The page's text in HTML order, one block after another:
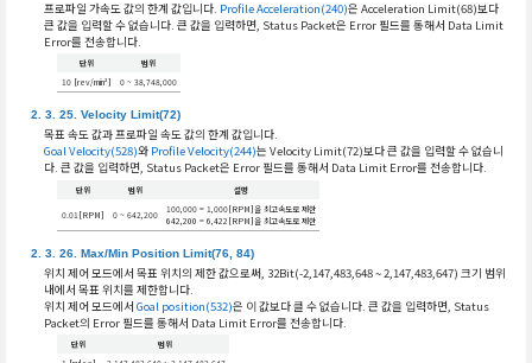
프로파일 가속도 값의 한계 값입니다. Profile Acceleration(240)은 Acceleration Limit(68)보다
큰 값을 입력할 수 없습니다. 큰 값을 입력하면, Status Packet은 Error 필드를 통해서 Data Limit
Error를 전송합니다.
단위
범위
10 [rev/min²]
0 ~ 38,748,000
Velocity Limit(72)
목표 속도 값과 프로파일 속도 값의 한계 값입니다.
Goal Velocity(528)와 Profile Velocity(244)는 Velocity Limit(72)보다 큰 값을 입력할 수 없습니
다. 큰 값을 입력하면, Status Packet은 Error 필드를 통해서 Data Limit Error를 전송합니다.
단위 범위 설명
0.01[RPM] 0 ~ 642,200
100,000 = 1,000[RPM]을 최고속도로 제한
642,200 = 6,422[RPM]을 최고속도로 제한
Max/Min Position Limit(76, 84)
위치 제어 모드에서 목표 위치의 제한 값으로써, 32Bit(-2,147,483,648 ~ 2,147,483,647) 크기 범위
내에서 목표 위치를 제한합니다.
위치 제어 모드에서 Goal position(532)은 이 값보다 클 수 없습니다. 큰 값을 입력하면, Status
Packet의 Error 필드를 통해서 Data Limit Error를 전송합니다.
단위
범위